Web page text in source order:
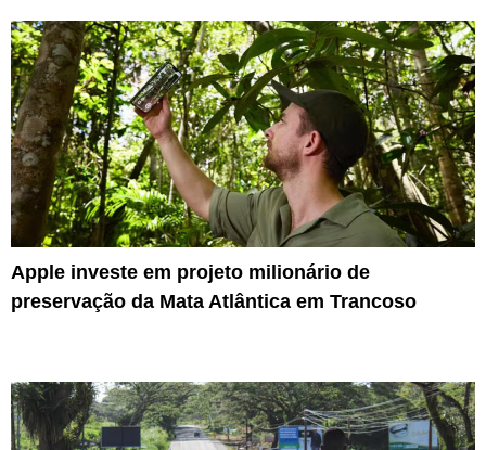
Apple investe em projeto milionário de
preservação da Mata Atlântica em Trancoso